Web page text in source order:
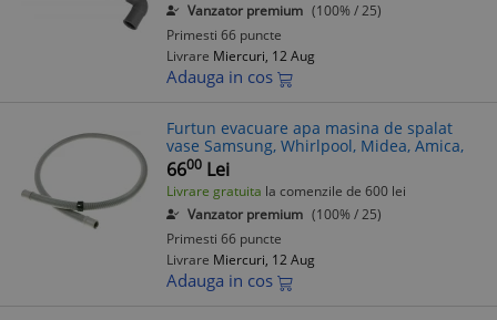
Vanzator premium (100% / 25)
Primesti 66 puncte
Livrare Miercuri, 12 Aug
Adauga in cos
Furtun evacuare apa masina de spalat
vase Samsung, Whirlpool, Midea, Amica,
6600 Lei
Livrare gratuita la comenzile de 600 lei
Vanzator premium (100% / 25)
Primesti 66 puncte
Livrare Miercuri, 12 Aug
Adauga in cos